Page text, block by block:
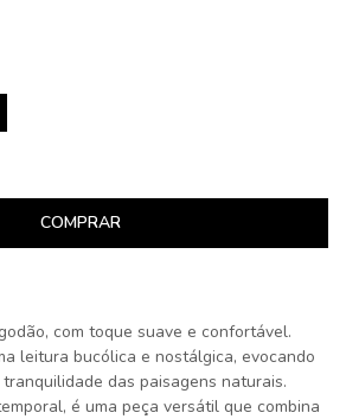
COMPRAR
com toque suave e confortável.
leitura bucólica e nostálgica, evocando
das paisagens naturais.
é uma peça versátil que combina